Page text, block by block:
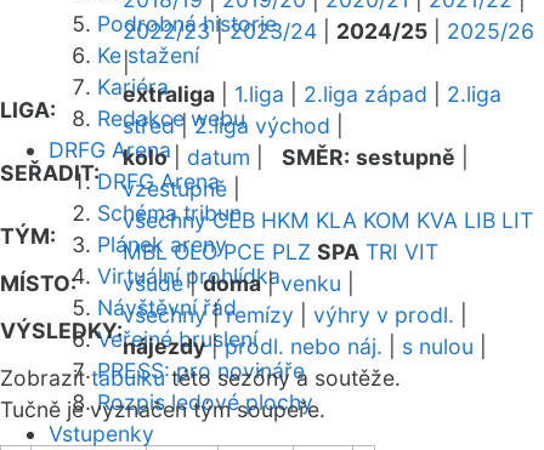
Podrobná historie
Ke stažení
Kariéra
Redakce webu
DRFG Arena
DRFG Arena
Schéma tribun
Plánek areny
Virtuální prohlídka
Návštěvní řád
Veřejné bruslení
PRESS: pro novináře
Rozpis ledové plochy
Vstupenky
2022/23|2023/24 2024/25
2025/26
|
LIGA:
extraliga 1.liga 2.liga západ
2.liga
střed|2.liga východ
SEŘADIT:
kolo| datum SMĚR: sestupně
vzestupně
TÝM:
všechny CEB HKM KLA KOM KVA LIB LIT
MBL OLO PCE PLZ SPA TRI VIT
MÍSTO:
všude|doma|venku
VÝSLEDKY:
všechny|remízy výhry v prodl.
nájezdy|prodl. nebo náj. s nulou
Zobrazittabulkutéto sezóny a soutěže.
Tučně je vyznačen tým soupeře.